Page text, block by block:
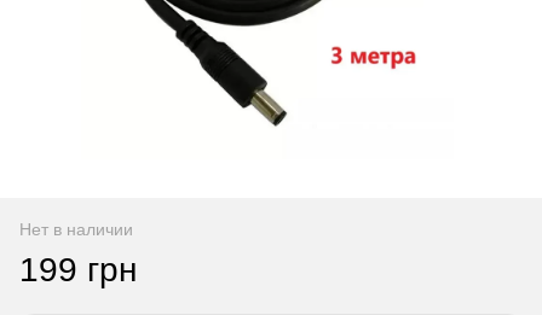
Нет в наличии
199 грн